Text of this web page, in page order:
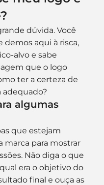
dúvida. Você
demos aqui à risca,
alvo e sabe
que o logo
ter a certeza de
adequado?
algumas
que estejam
marca para mostrar
Não diga o que
era o objetivo do
final e ouça as